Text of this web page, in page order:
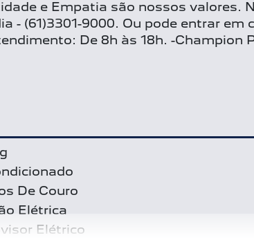
e Empatia são nossos valores.
- (61)3301-9000. Ou pode entrar
De 8h às 18h. -Champion
De Couro
Elétrica
Elétrico